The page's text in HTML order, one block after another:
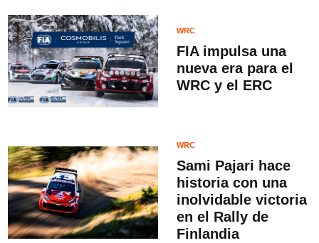
WRC
FIA impulsa una
nueva era para el
WRC y el ERC
WRC
Sami Pajari hace
historia con una
inolvidable victoria
en el Rally de
Finlandia